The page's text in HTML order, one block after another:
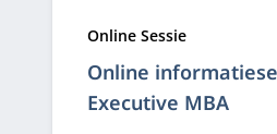
Online
Executive MBA
Type:
Online Sessie